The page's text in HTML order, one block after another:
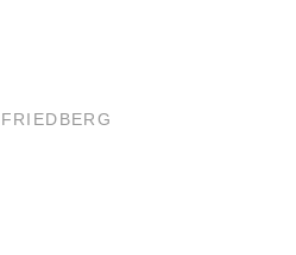
FRIEDBERG